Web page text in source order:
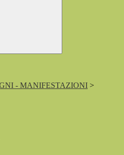
- MANIFESTAZIONI >